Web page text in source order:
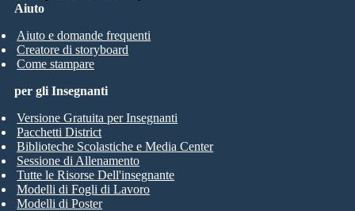
Aiuto
Aiuto e domande frequenti
Creatore di storyboard
Come stampare
per gli Insegnanti
Versione Gratuita per Insegnanti
Pacchetti District
Biblioteche Scolastiche e Media Center
Sessione di Allenamento
Tutte le Risorse Dell'insegnante
Modelli di Fogli di Lavoro
Modelli di Poster